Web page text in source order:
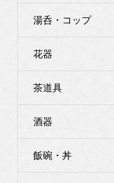
湯呑・コップ
花器
茶道具
酒器
飯碗・丼